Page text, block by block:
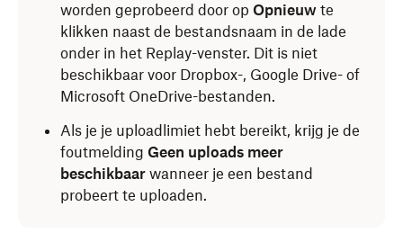
worden geprobeerd door op Opnieuw te
klikken naast de bestandsnaam in de lade
onder in het Replay-venster. Dit is niet
beschikbaar voor Dropbox-, Google Drive- of
Microsoft OneDrive-bestanden.
Als je je uploadlimiet hebt bereikt, krijg je de
foutmelding Geen uploads meer
beschikbaar wanneer je een bestand
probeert te uploaden.